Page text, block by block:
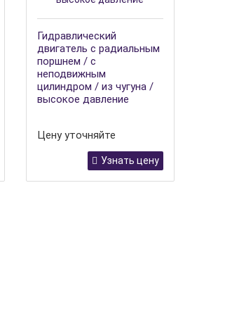
Гидравлический
двигатель с радиальным
поршнем / с
неподвижным
цилиндром / из чугуна /
высокое давление
Цену уточняйте
Узнать цену